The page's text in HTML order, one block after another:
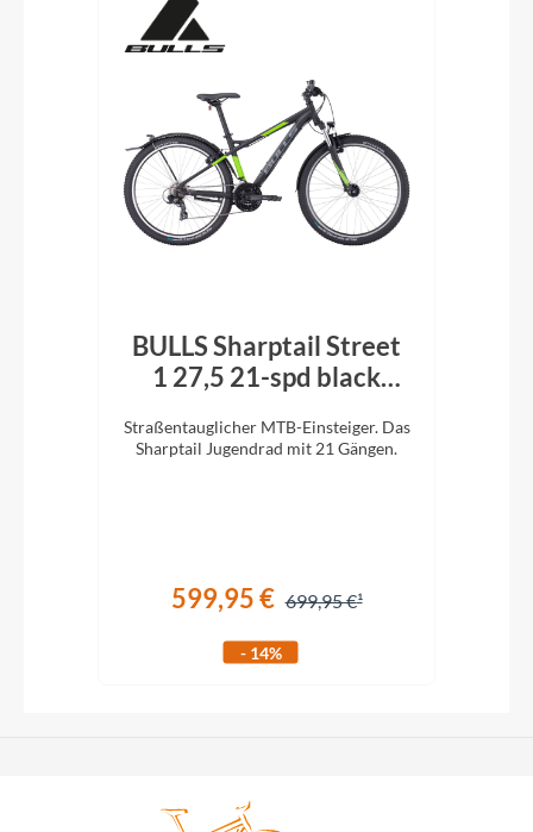
BULLS Sharptail Street
1 27,5 21-spd black
Straßentauglicher MTB-Einsteiger. Das
Sharptail Jugendrad mit 21 Gängen.
599,95 € 699,95 €
- 14%